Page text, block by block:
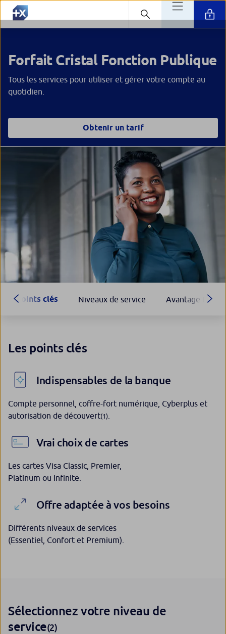
Forfait Cristal Fonction Publique
Tous les services pour utiliser et gérer votre compte au
quotidien.
Obtenir un tarif
Points clés Niveaux de service Avantage
Les points clés
Indispensables de la banque
Compte personnel, coffre-fort numérique, Cyberplus et
autorisation de découvert(1)
Vrai choix de cartes
Les cartes Visa Classic, Premier,
Platinum ou Infinite.
Offre adaptée à vos besoins
Différents niveaux de services
(Essentiel, Confort et Premium).
Sélectionnez votre niveau de
service(2)